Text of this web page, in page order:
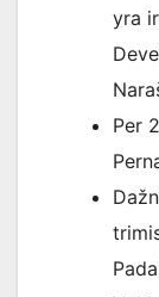
yra
Per